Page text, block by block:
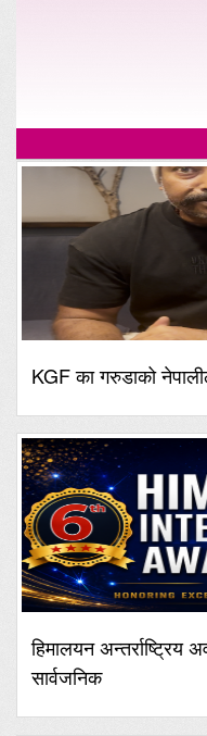
KGF का गरुडाको
हिमालयन अन्तर्राष्ट्रिय
सार्वजनिक